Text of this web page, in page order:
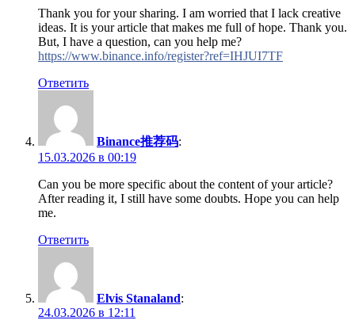
Thank you for your sharing. I am worried that I lack creative
ideas. It is your article that makes me full of hope. Thank you.
But, I have a question, can you help me?
https://www.binance.info/register?ref=IHJUI7TF
Ответить
Binance推荐码:
15.03.2026 в 00:19
Can you be more specific about the content of your article?
After reading it, I still have some doubts. Hope you can help
me.
Ответить
Elvis Stanaland:
24.03.2026 в 12:11